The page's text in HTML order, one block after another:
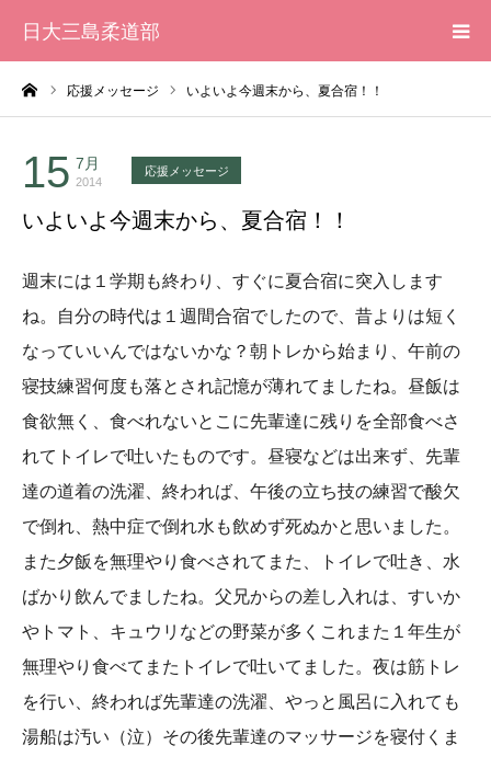
日大三島柔道部
応援メッセージ いよいよ今週末から、夏合宿！！
15 7月
2014
応援メッセージ
いよいよ今週末から、夏合宿！！
週末には１学期も終わり、すぐに夏合宿に突入します
ね。 自分の時代は１週間合宿でしたので、 昔よりは短く
なっていいんではないかな？朝トレから始まり、 午前の
寝技練習何度も落とされ記憶が薄れてましたね。 昼飯は
食欲無く、 食べれないとこに先輩達に残りを全部食べさ
れてトイレで吐いたものです。昼寝などは出来ず、先輩
達の道着の洗濯、終われば、 午後の立ち技の練習で酸欠
で倒れ、 熱中症で倒れ水も飲めず死ぬかと思いました。
また夕飯を無理やり食べされてまた、トイレで吐き、 水
ばかり飲んでましたね。父兄からの差し入れは、 すいか
やトマト、 キュウリなどの野菜が多くこれまた１年生が
無理やり食べてまたト イレで吐いてました。夜は筋トレ
を行い、終われば先輩達の洗濯、 やっと風呂に入れても
湯船は汚い（泣） その後先輩達のマッサージを寝付くま
HOME
柔道部 紹介
ブログ
大会記録
写真集